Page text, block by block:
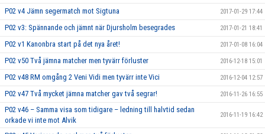
P02 v4 Jämn segermatch mot Sigtuna 2017-01-29 17:44
P02 v3: Spännande och jämnt när Djursholm besegrades 2017-01-21 18:41
P02 v1 Kanonbra start på det nya året! 2017-01-08 16:04
P02 v50 Två jämna matcher men tyvärr förluster 2016-12-18 15:01
P02 v48 RM omgång 2 Veni Vidi men tyvärr inte Vici 2016-12-04 12:57
P02 v47 Två mycket jämna matcher gav två segrar! 2016-11-26 16:55
P02 v46 – Samma visa som tidigare – ledning till halvtid sedan
orkade vi inte mot Alvik
2016-11-19 16:42